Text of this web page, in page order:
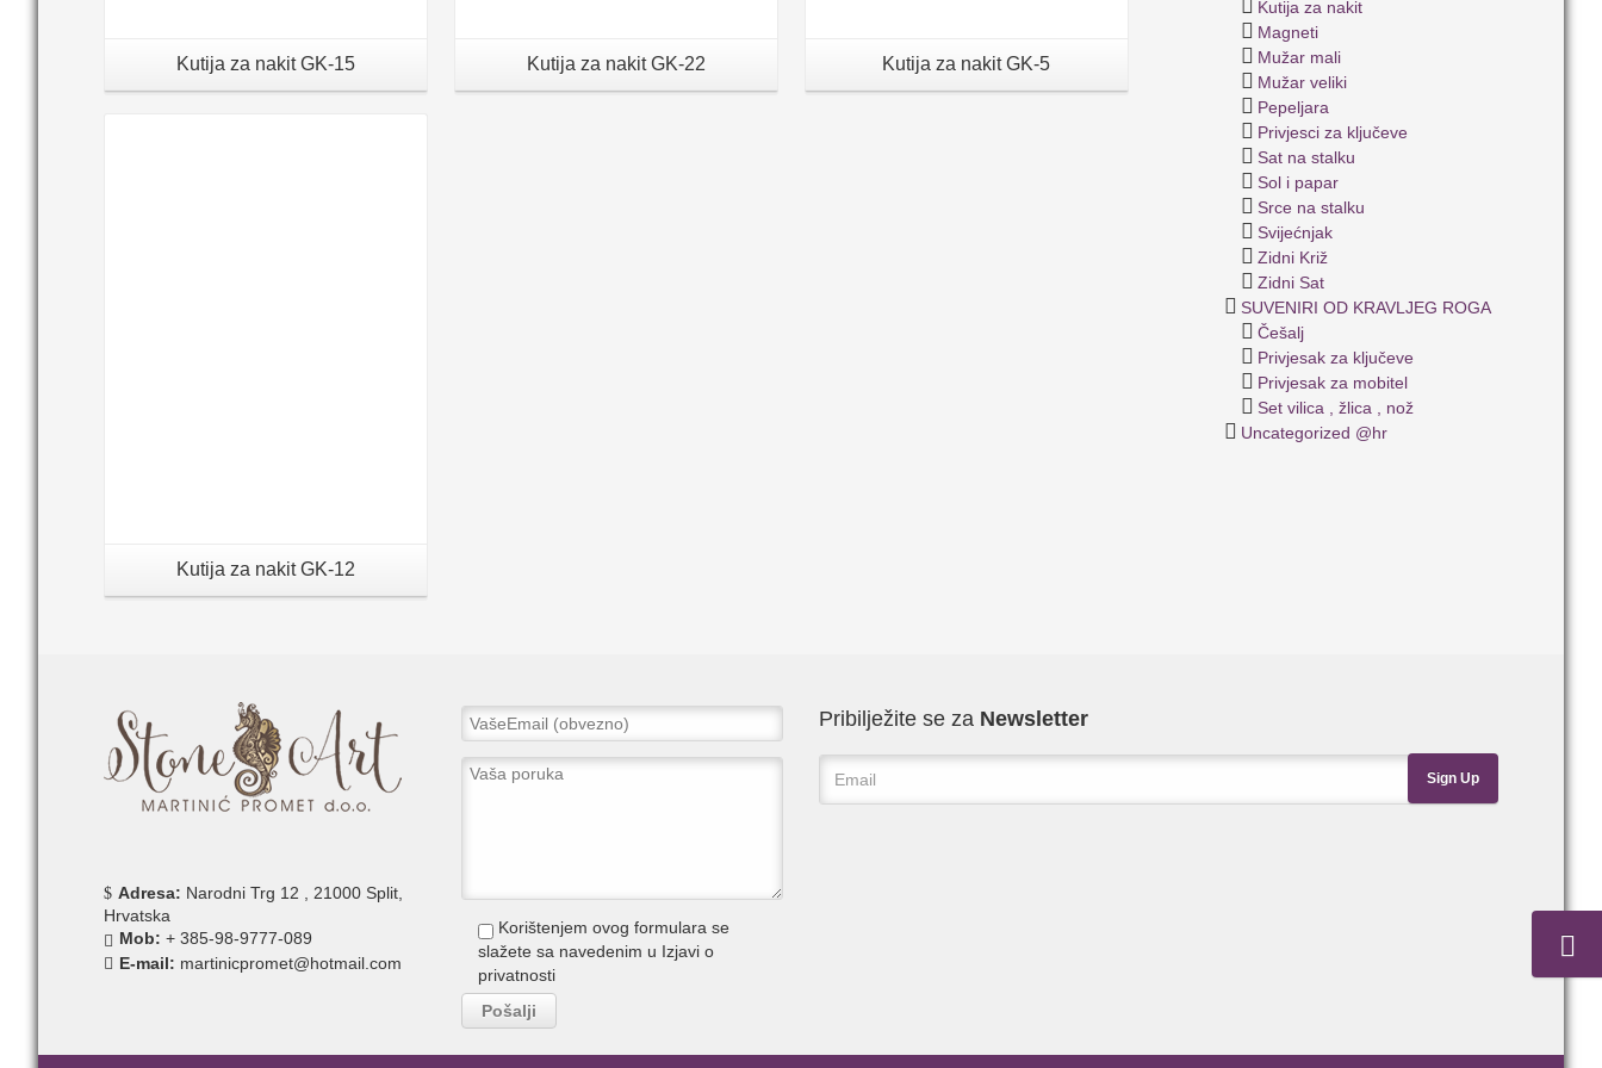
Kutija za nakit GK-15 Kutija za nakit GK-22 Kutija za nakit GK-5
Kutija za nakit GK-12
Kutija za nakit
Magneti
Mužar mali
Mužar veliki
Pepeljara
Privjesci za ključeve
Sat na stalku
Sol i papar
Srce na stalku
Svijećnjak
Zidni Križ
Zidni Sat
SUVENIRI OD KRAVLJEG ROGA
Češalj
Privjesak za ključeve
Privjesak za mobitel
Set vilica , žlica , nož
Uncategorized @hr
Adresa: Narodni Trg 12 , 21000 Split,
Hrvatska
Mob: + 385-98-9777-089
E-mail: martinicpromet@hotmail.com
Korištenjem ovog formulara se
slažete sa navedenim u Izjavi o
privatnosti
Pribilježite se za Newsletter
Sign Up